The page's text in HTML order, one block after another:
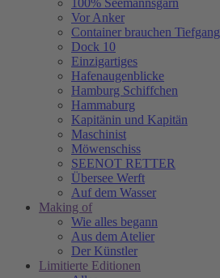
100% Seemannsgarn
Vor Anker
Container brauchen Tiefgang
Dock 10
Einzigartiges
Hafenaugen­blicke
Hamburg Schiffchen
Hammaburg
Kapitänin und Kapitän
Maschinist
Möwenschiss
SEENOT RETTER
Übersee Werft
Auf dem Wasser
Making of
Wie alles begann
Aus dem Atelier
Der Künstler
Limitierte Editionen